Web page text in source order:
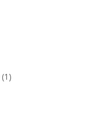
(1)